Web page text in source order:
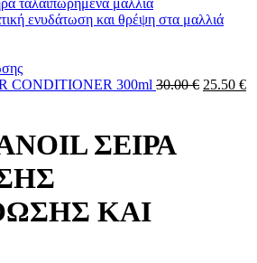
ενυδάτωση και θρέψη στα μαλλιά
CONDITIONER 300ml 30.00€ Original
25.50 €Η
ΣΕΙΡΑ
ΚΑΙ